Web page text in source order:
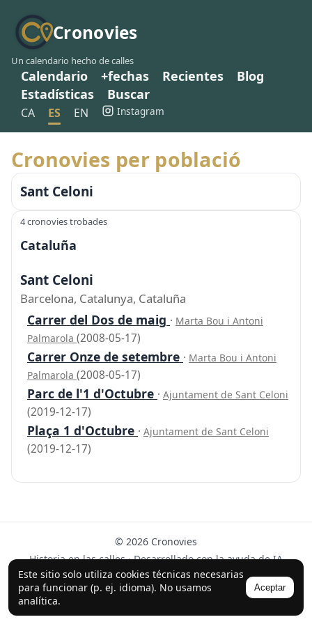
Cronovies
Un calendario hecho de calles
Calendario +fechas Recientes
Blog
Estadísticas
Buscar
CA ES EN Instagram
Este sitio solo utiliza cookies técnicas necesarias
para funcionar (p. ej. idioma). No usamos
analítica.
Aceptar
Cronovies per població
Sant Celoni
4 cronovies trobades
Cataluña
Sant Celoni
Barcelona, Catalunya, Cataluña
Carrer del Dos de maig · Marta Bou i Antoni
Palmarola (2008-05-17)
Carrer Onze de setembre · Marta Bou i Antoni
Palmarola (2008-05-17)
Parc de l'1 d'Octubre · Ajuntament de Sant Celoni
(2019-12-17)
Plaça 1 d'Octubre · Ajuntament de Sant Celoni
(2019-12-17)
© 2026 Cronovies
Historia en las calles · Desarrollado con la ayuda de IA
(ChatGPT).
Síguenos en Instagram